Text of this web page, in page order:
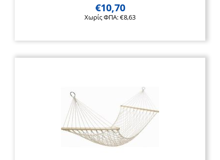
€10,70
Χωρίς ΦΠΑ:€8,63